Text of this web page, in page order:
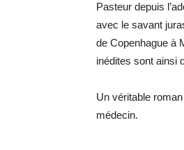
Pasteur depuis
avec le savant
de Copenhague à
inédites sont ainsi
Un véritable
médecin.